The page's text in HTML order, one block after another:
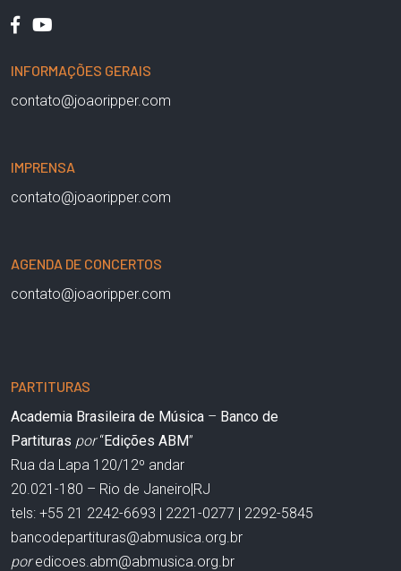
INFORMAÇÕES GERAIS
contato@joaoripper.com
IMPRENSA
contato@joaoripper.com
AGENDA DE CONCERTOS
contato@joaoripper.com
PARTITURAS
Academia Brasileira de Música – Banco de
Partituras por“Edições ABM”
Rua da Lapa 120/12º andar
20.021-180 – Rio de Janeiro|RJ
tels: +55 21 2242-6693 | 2221-0277 | 2292-5845
bancodepartituras@abmusica.org.br
por edicoes.abm@abmusica.org.br